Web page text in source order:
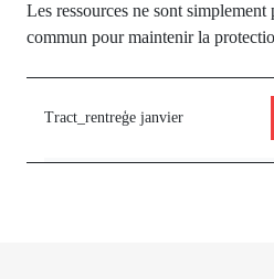
Les ressources ne sont
commun pour maintenir la
Tract_rentreģe janvier